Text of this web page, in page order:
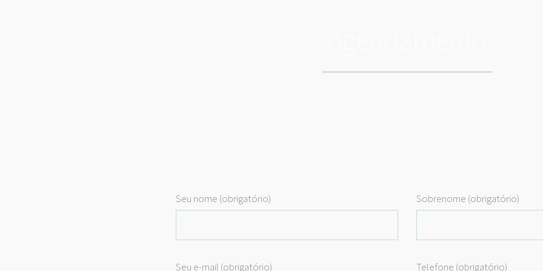
Seu nome (obrigatório) Sobrenome (obrigatório)
Seu e-mail (obrigatório) Telefone (obrigatório)